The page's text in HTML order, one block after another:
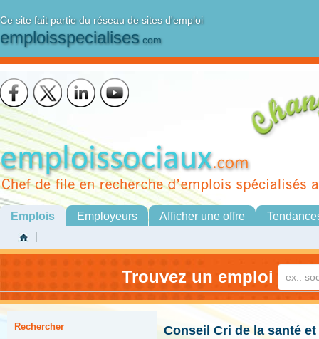
Ce site fait partie du réseau de sites d'emploi
emploisspecialises.com
Emplois Employeurs Afficher une offre
Trouvez un emploi
Rechercher Conseil Cri de la santé